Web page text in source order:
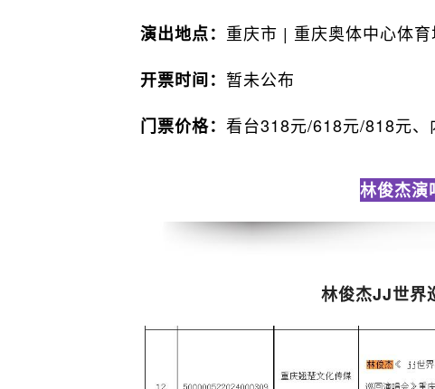
演出地点： 重庆市 | 重庆奥体中心体育
开票时间： 暂未公布
门票价格： 看台318元/618元/818元
林俊杰演
林俊杰JJ世界